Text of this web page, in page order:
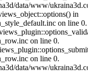
data/www/
in
on line 0.
on line 0.
on line 0.
data/www/